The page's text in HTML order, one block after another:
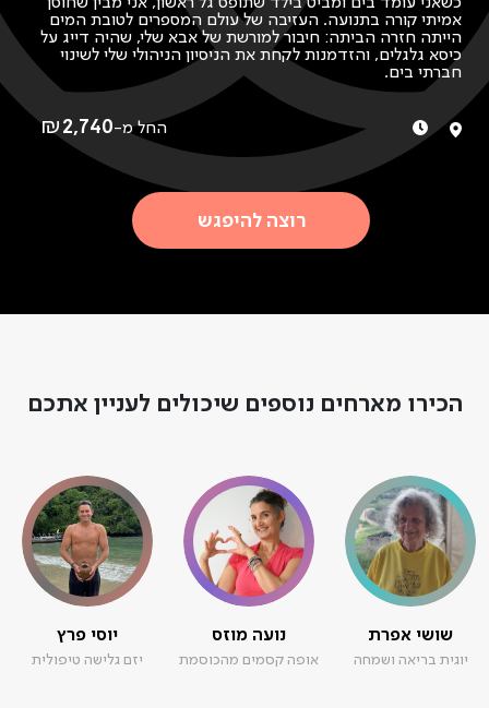
כשאני עומד בים ומביט בילד שתופס גל ראשון, אני מבין שחוסן
אמיתי קורה בתנועה. העזיבה של עולם המספרים לטובת המים
הייתה חזרה הביתה: חיבור למורשת של אבא שלי, שהיה דייג על
כיסא גלגלים, והזדמנות לקחת את הניסיון הניהולי שלי לשינוי
חברתי בים.
היום, כמנכ״ל עמותת ״רואים את האופק בים", החוף הוא
המעבדה שלי. לצד הניהול, אני מנחה את הצוות ומלווה את
החניכים במים. כשניכנס יחד לים, תראו מקרוב איך אנחנו
עובדים עם נוער בסיכון בתוכניות העצמה, ילדים וצעירים עם
מוגבלויות פיזיות וחושיות. תהיו חלק פעיל ברגעי המאבק
וההצלחה, ותחוו מקרוב את הרגע שבו ניהול אימפקט בשטח
הופך חרדה לניצחון.
תצאו מפה עם עור מלוח והוכחה חיה לכך שגל אחד נכון יכול
החל מ-2,740
₪
רוצה להיפגש
הכירו מארחים נוספים שיכולים לעניין אתכם
שושי אפרת
יוגית בריאה ושמחה
נועה מוזס
אופה קסמים מהכוסמת
יוסי פרץ
יזם גלישה טיפולית